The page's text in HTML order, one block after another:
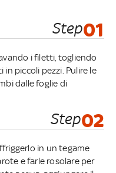
Step01
i filetti, togliendo
in piccoli pezzi. Pulire le
dalle foglie di
Step02
in un tegame
e farle rosolare per